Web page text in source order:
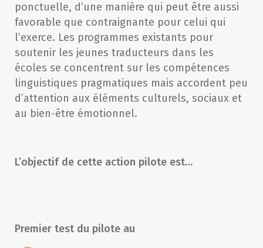
ponctuelle, d’une manière qui peut être aussi
favorable que contraignante pour celui qui
l’exerce. Les programmes existants pour
soutenir les jeunes traducteurs dans les
écoles se concentrent sur les compétences
linguistiques pragmatiques mais accordent peu
d’attention aux éléments culturels, sociaux et
au bien-être émotionnel.
L’objectif de cette action pilote est…
Premier test du pilote au